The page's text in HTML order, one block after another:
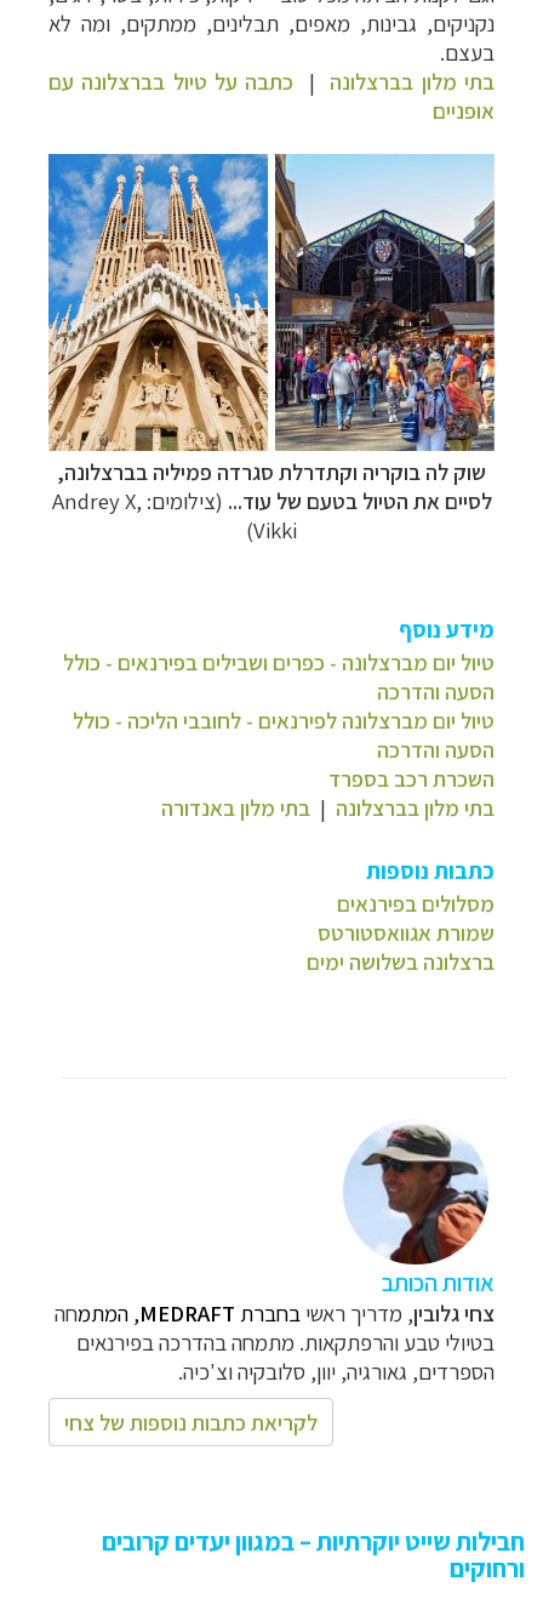
נקניקים, גבינות, מאפים, תבלינים, ממתקים, ומה לא
בעצם.
בתי מלון בברצלונה | כתבה על טיול בברצלונה עם
אופניים
שוק לה בוקריה וקתדרלת סגרדה פמיליה בברצלונה,
לסיים את הטיול בטעם של עוד... (צילומים: Andrey X,
Vikki)
מידע נוסף
טיול יום מברצלונה - כפרים ושבילים בפירנאים - כולל
הסעה והדרכה
טיול יום מברצלונה לפירנאים - לחובבי הליכה - כולל
הסעה והדרכה
השכרת רכב בספרד
בתי מלון בברצלונה | בתי מלון באנדורה
כתבות נוספות
מסלולים בפירנאים
שמורת אגוואסטורטס
ברצלונה בשלושה ימים
אודות הכותב
צחי גלובין, מדריך ראשי בחברת MEDRAFT, המתמחה
בטיולי טבע והרפתקאות. מתמחה בהדרכה בפירנאים
הספרדים, גאורגיה, יוון, סלובקיה וצ'כיה.
לקריאת כתבות נוספות של צחי
חבילות שייט יוקרתיות – במגוון יעדים קרובים
ורחוקים